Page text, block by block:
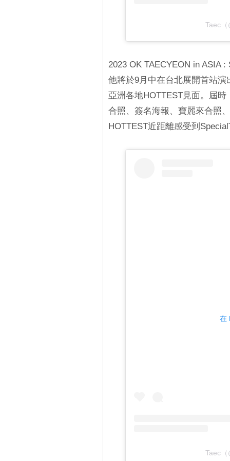
Taec
2023 OK TAECYEON in ASIA
他將於9月中在台北展開首站
亞洲各地HOTTEST見面。屆
合照、簽名海報、寶麗來合照
HOTTEST近距離感受到
在
Taec